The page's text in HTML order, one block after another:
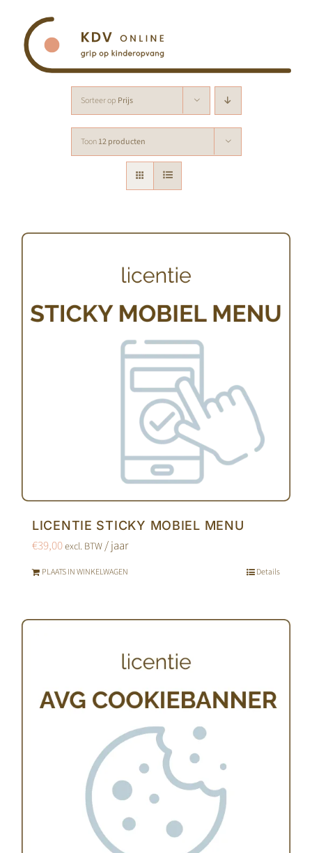
inhoud
Sorteer op Prijs
Toon12 producten
LICENTIE STICKY MOBIEL MENU
€39,00excl. BTW/ jaar
PLAATS IN WINKELWAGEN Details